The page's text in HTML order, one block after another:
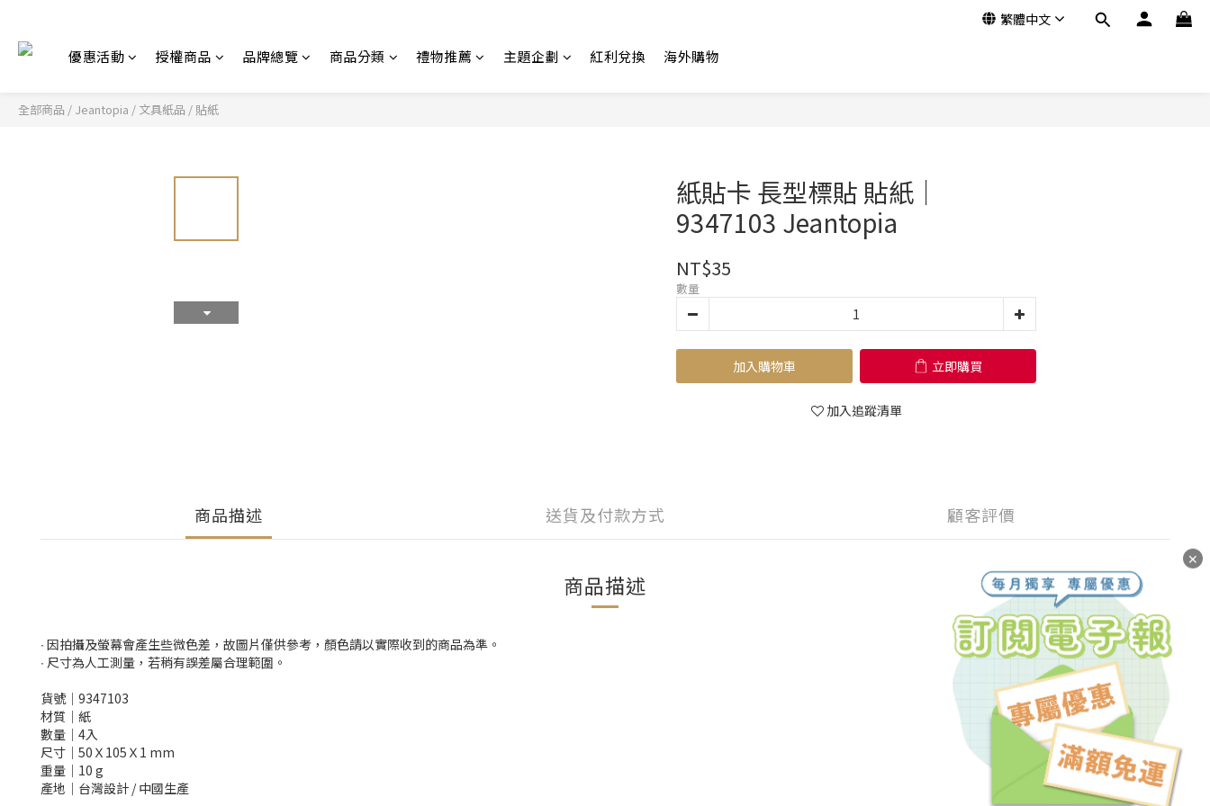
繁體中文
優惠活動 授權商品 品牌總覽 商品分類 禮物推薦 主題企劃 紅利兌換 海外購物
全部商品 / Jeantopia / 文具紙品 / 貼紙
紙貼卡 長型標貼 貼紙｜
9347103 Jeantopia
NT$35
數量
加入購物車 立即購買
加入追蹤清單
商品描述 送貨及付款方式 顧客評價
商品描述
∙ 因拍攝及螢幕會產生些微色差，故圖片僅供參考，顏色請以實際收到的商品為準。
∙ 尺寸為人工測量，若稍有誤差屬合理範圍。
貨號│9347103
材質│紙
數量│4入
尺寸│50Ｘ105Ｘ1 mm
重量│10 g
產地│台灣設計 / 中國生產
✕